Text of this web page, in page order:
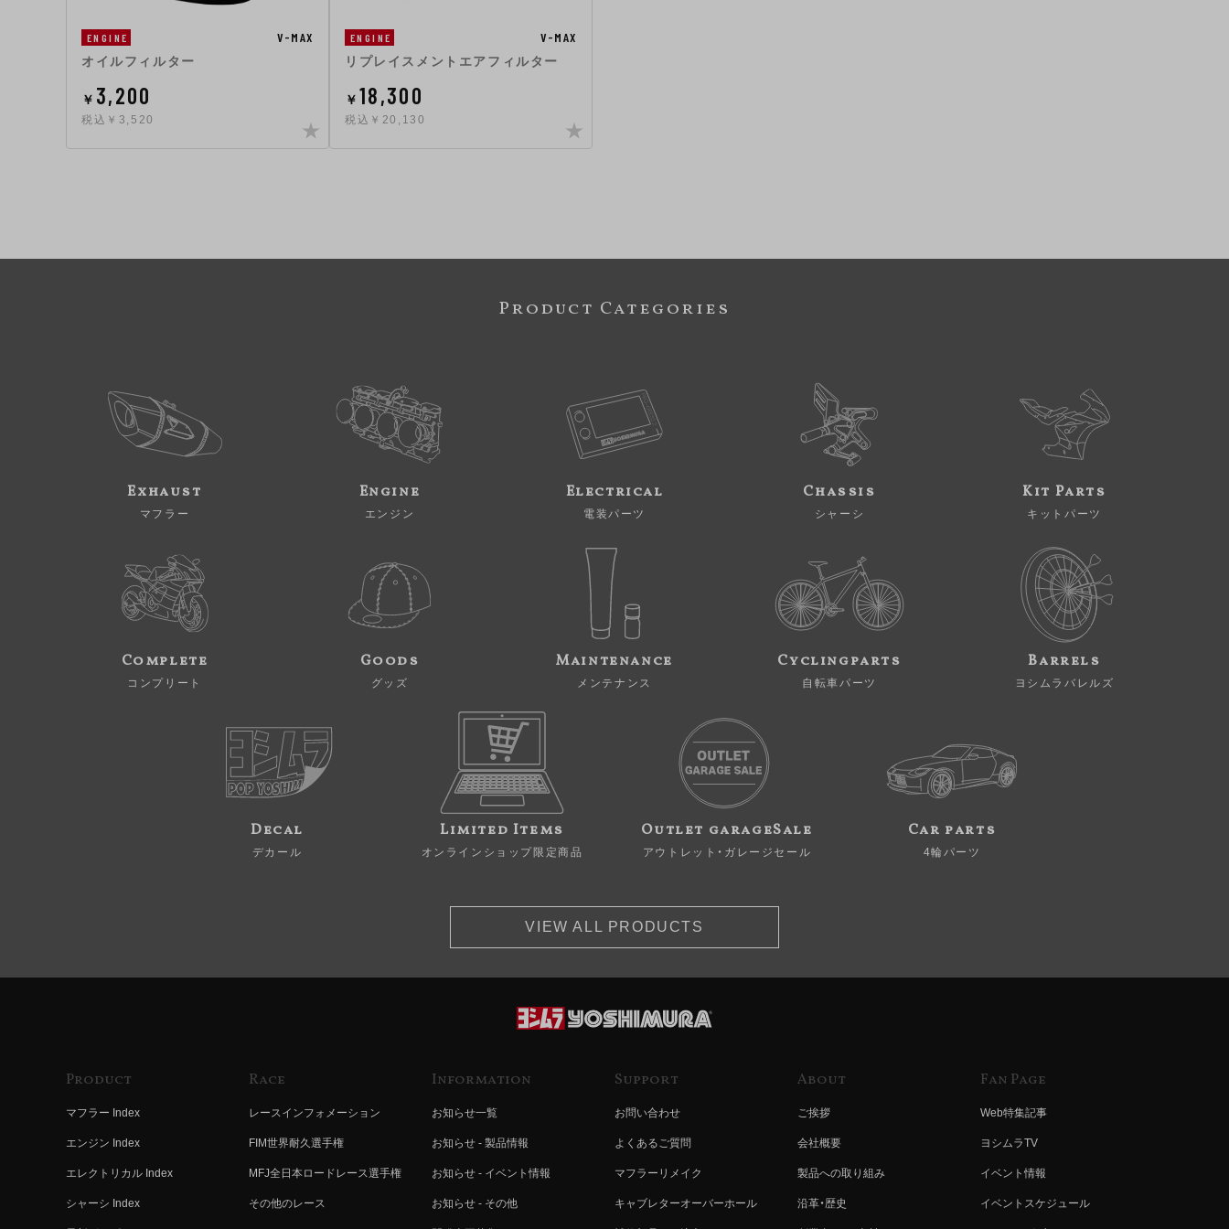
ENGINE V-MAX
オイルフィルター
￥ 3,200
税込￥3,520
ENGINE V-MAX
リプレイスメントエアフィルター
￥ 18,300
税込￥20,130
Product Categories
Exhaust
マフラー
Engine
エンジン
Electrical
電装パーツ
Chassis
シャーシ
Kit Parts
キットパーツ
Complete
コンプリート
Goods
グッズ
Maintenance
メンテナンス
Cyclingparts
自転車パーツ
Barrels
ヨシムラバレルズ
Decal
デカール
Limited Items
オンラインショップ限定商品
Outlet garageSale
アウトレット・ガレージセール
Car parts
4輪パーツ
VIEW ALL PRODUCTS
Product
マフラー Index
エンジン Index
エレクトリカル Index
シャーシ Index
Race
レースインフォメーション
FIM世界耐久選手権
MFJ全日本ロードレース選手権
その他のレース
Information
お知らせ一覧
お知らせ - 製品情報
お知らせ - イベント情報
お知らせ - その他
Support
お問い合わせ
よくあるご質問
マフラーリメイク
キャブレターオーバーホール
About
ご挨拶
会社概要
製品への取り組み
沿革・歴史
Fan Page
Web特集記事
ヨシムラTV
イベント情報
イベントスケジュール